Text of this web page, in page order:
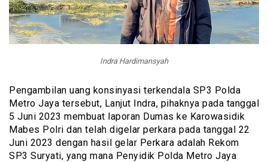
Indra Hardimansyah
Pengambilan uang konsinyasi terkendala SP3 Polda
Metro Jaya tersebut, Lanjut Indra, pihaknya pada tanggal
5 Juni 2023 membuat laporan Dumas ke Karowasidik
Mabes Polri dan telah digelar perkara pada tanggal 22
Juni 2023 dengan hasil gelar Perkara adalah Rekom
SP3 Suryati, yang mana Penyidik Polda Metro Jaya